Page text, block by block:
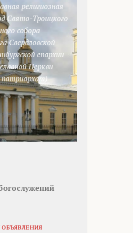
религиозная
Свято-Троицкого
собора
Свердловской
епархии
Церкви
патриархат)
ОБЪЯВЛЕНИЯ